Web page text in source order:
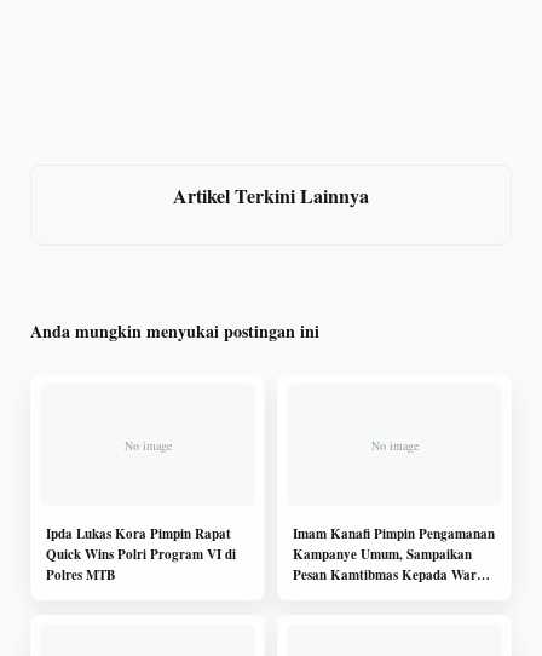
Artikel Terkini Lainnya
Anda mungkin menyukai postingan ini
Ipda Lukas Kora Pimpin Rapat
Quick Wins Polri Program VI di
Polres MTB
Imam Kanafi Pimpin Pengamanan
Kampanye Umum, Sampaikan
Pesan Kamtibmas Kepada Warga